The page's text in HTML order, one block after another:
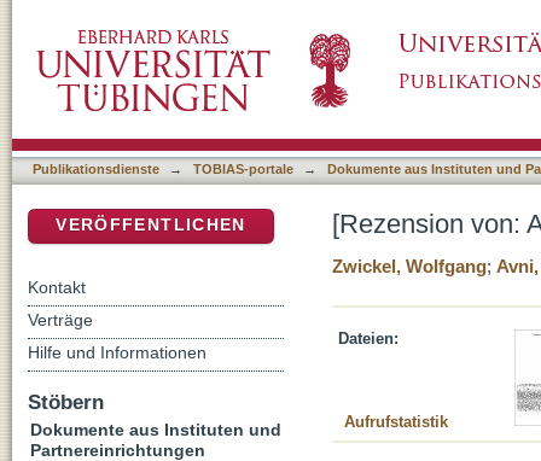
Publikationsdienste → TOBIAS-portale → Dokumente aus Instituten und
[Rezension von:
Zwickel, Wolfgang;
Dateien:
Aufrufstatistik
VERÖFFENTLICHEN
Kontakt
Verträge
Hilfe und Informationen
Stöbern
Dokumente aus Instituten und
Partnereinrichtungen